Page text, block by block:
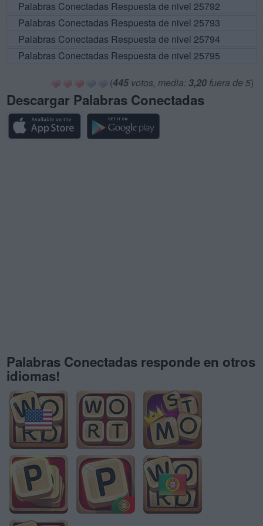
Palabras Conectadas Respuesta de nivel 25792
Palabras Conectadas Respuesta de nivel 25793
Palabras Conectadas Respuesta de nivel 25794
Palabras Conectadas Respuesta de nivel 25795
(445votos, media: 3,20 fuera de 5)
Descargar Palabras Conectadas
Palabras Conectadas responde en otros
idiomas!